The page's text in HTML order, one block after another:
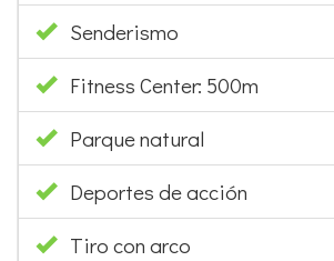
Senderismo
Fitness Center: 500m
Parque natural
Deportes de acción
Tiro con arco